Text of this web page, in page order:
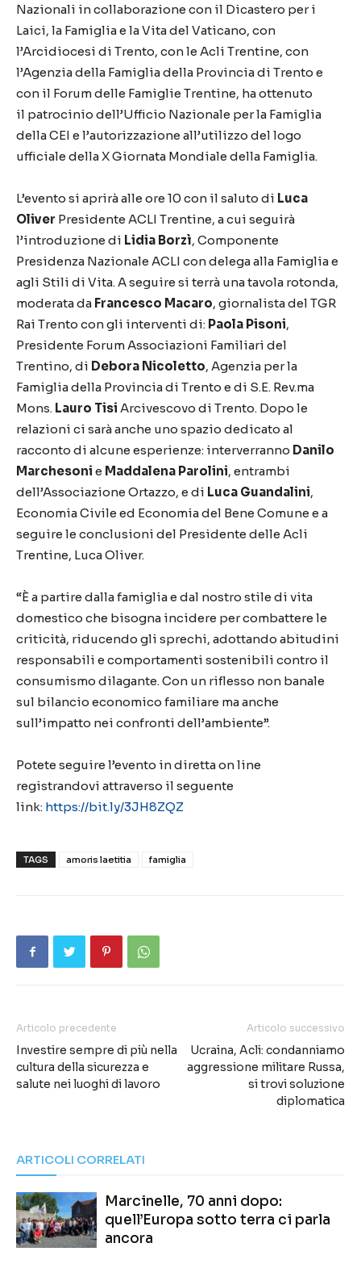
Nazionali in collaborazione con il Dicastero per i
Laici, la Famiglia e la Vita del Vaticano, con
l’Arcidiocesi di Trento, con le Acli Trentine, con
l’Agenzia della Famiglia della Provincia di Trento e
con il Forum delle Famiglie Trentine, ha ottenuto
il patrocinio dell’Ufficio Nazionale per la Famiglia
della CEI e l’autorizzazione all’utilizzo del logo
ufficiale della X Giornata Mondiale della Famiglia.
L’evento si aprirà alle ore 10 con il saluto di Luca
Oliver Presidente ACLI Trentine, a cui seguirà
l’introduzione di Lidia Borzì, Componente
Presidenza Nazionale ACLI con delega alla Famiglia e
agli Stili di Vita. A seguire si terrà una tavola rotonda,
moderata da Francesco Macaro, giornalista del TGR
Rai Trento con gli interventi di: Paola Pisoni,
Presidente Forum Associazioni Familiari del
Trentino, di Debora Nicoletto, Agenzia per la
Famiglia della Provincia di Trento e di S.E. Rev.ma
Mons. Lauro Tisi Arcivescovo di Trento. Dopo le
relazioni ci sarà anche uno spazio dedicato al
racconto di alcune esperienze: interverranno Danilo
Marchesoni e Maddalena Parolini, entrambi
dell’Associazione Ortazzo, e di Luca Guandalini,
Economia Civile ed Economia del Bene Comune e a
seguire le conclusioni del Presidente delle Acli
Trentine, Luca Oliver.
“È a partire dalla famiglia e dal nostro stile di vita
domestico che bisogna incidere per combattere le
criticità, riducendo gli sprechi, adottando abitudini
responsabili e comportamenti sostenibili contro il
consumismo dilagante. Con un riflesso non banale
sul bilancio economico familiare ma anche
sull’impatto nei confronti dell’ambiente”.
Potete seguire l’evento in diretta on line
registrandovi attraverso il seguente
link: https://bit.ly/3JH8ZQZ
TAGS amoris laetitia famiglia
Articolo precedente
Investire sempre di più nella
cultura della sicurezza e
salute nei luoghi di lavoro
Articolo successivo
Ucraina, Acli: condanniamo
aggressione militare Russa,
si trovi soluzione
diplomatica
ARTICOLI CORRELATI
Marcinelle, 70 anni dopo:
quell’Europa sotto terra ci parla
ancora